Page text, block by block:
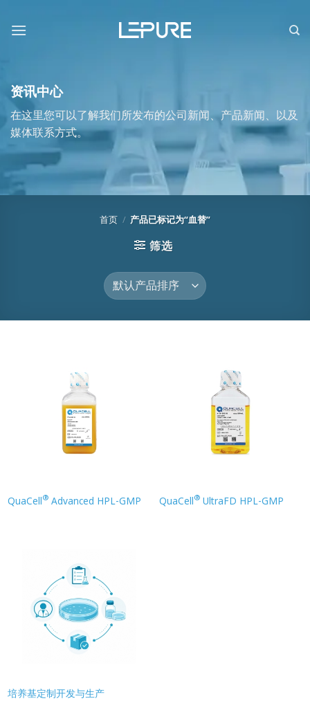
资讯中心
在这里您可以了解我们所发布的公司新闻、产品新闻、以及
媒体联系方式。
首页 / 产品已标记为“血替”
筛选
QuaCell® Advanced HPL-GMP QuaCell® UltraFD HPL-GMP
培养基定制开发与生产